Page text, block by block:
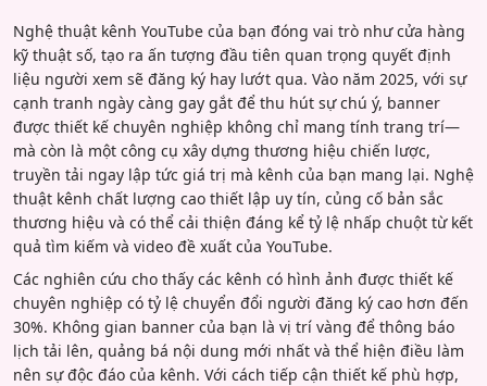
Nghệ thuật kênh YouTube của bạn đóng vai trò như cửa hàng
kỹ thuật số, tạo ra ấn tượng đầu tiên quan trọng quyết định
liệu người xem sẽ đăng ký hay lướt qua. Vào năm 2025, với sự
cạnh tranh ngày càng gay gắt để thu hút sự chú ý, banner
được thiết kế chuyên nghiệp không chỉ mang tính trang trí—
mà còn là một công cụ xây dựng thương hiệu chiến lược,
truyền tải ngay lập tức giá trị mà kênh của bạn mang lại. Nghệ
thuật kênh chất lượng cao thiết lập uy tín, củng cố bản sắc
thương hiệu và có thể cải thiện đáng kể tỷ lệ nhấp chuột từ kết
quả tìm kiếm và video đề xuất của YouTube.
Các nghiên cứu cho thấy các kênh có hình ảnh được thiết kế
chuyên nghiệp có tỷ lệ chuyển đổi người đăng ký cao hơn đến
30%. Không gian banner của bạn là vị trí vàng để thông báo
lịch tải lên, quảng bá nội dung mới nhất và thể hiện điều làm
nên sự độc đáo của kênh. Với cách tiếp cận thiết kế phù hợp,